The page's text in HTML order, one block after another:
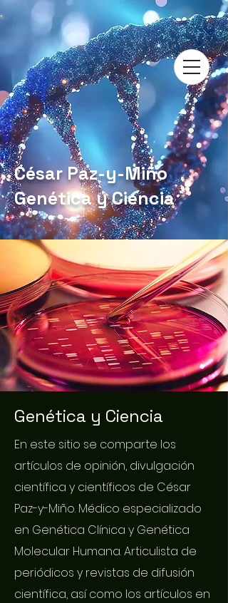
César Paz-y-Miño
Genética y Ciencia
Genética y Ciencia
En este sitio se comparte los
artículos de opinión, divulgación
científica y científicos de César
Paz-y-Miño. Médico especializado
en Genética Clínica y Genética
Molecular Humana. Articulista de
periódicos y revistas de difusión
científica, así como los artículos en